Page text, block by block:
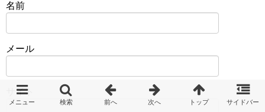
名前
メール
サイト